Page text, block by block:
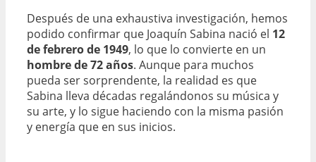
Después de una exhaustiva investigación, hemos
podido confirmar que Joaquín Sabina nació el 12
de febrero de 1949, lo que lo convierte en un
hombre de 72 años. Aunque para muchos
pueda ser sorprendente, la realidad es que
Sabina lleva décadas regalándonos su música y
su arte, y lo sigue haciendo con la misma pasión
y energía que en sus inicios.